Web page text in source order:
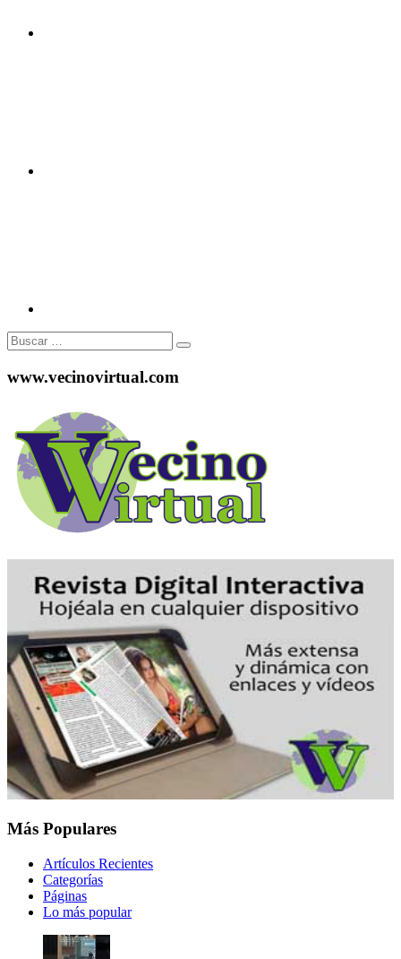
Buscar:
www.vecinovirtual.com
Más Populares
Artículos Recientes
Categorías
Páginas
Lo más popular